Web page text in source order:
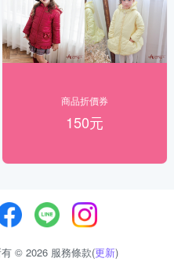
商品折價券
150元
© 2026 服務條款(更新)